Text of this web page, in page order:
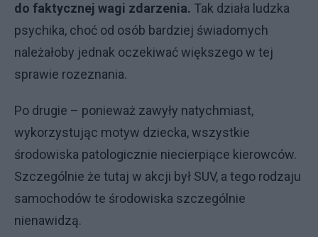
do faktycznej wagi zdarzenia. Tak działa ludzka
psychika, choć od osób bardziej świadomych
należałoby jednak oczekiwać większego w tej
sprawie rozeznania.
Po drugie – ponieważ zawyły natychmiast,
wykorzystując motyw dziecka, wszystkie
środowiska patologicznie niecierpiące kierowców.
Szczególnie że tutaj w akcji był SUV, a tego rodzaju
samochodów te środowiska szczególnie
nienawidzą.